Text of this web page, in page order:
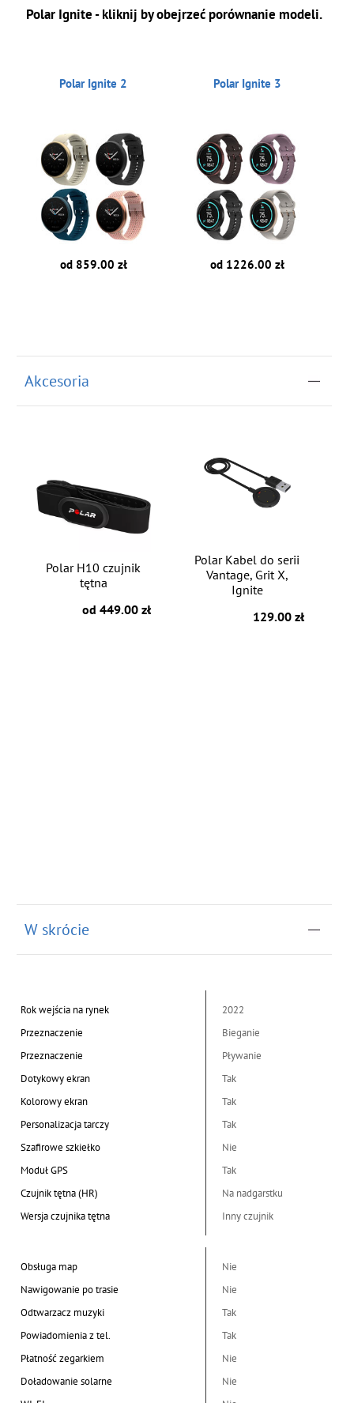
Polar Ignite - kliknij by obejrzeć porównanie modeli.
Polar Ignite 2
od 859.00 zł
Polar Ignite 3
od 1226.00 zł
Akcesoria
Polar H10 czujnik
tętna
od 449.00 zł
Polar Kabel do serii
Vantage, Grit X,
Ignite
129.00 zł
W skrócie
Rok wejścia na rynek
2022
Przeznaczenie
Bieganie
Przeznaczenie
Pływanie
Dotykowy ekran
Tak
Kolorowy ekran
Tak
Personalizacja tarczy
Tak
Szafirowe szkiełko
Nie
Moduł GPS
Tak
Czujnik tętna (HR)
Na nadgarstku
Wersja czujnika tętna
Inny czujnik
Obsługa map
Nie
Nawigowanie po trasie
Nie
Odtwarzacz muzyki
Tak
Powiadomienia z tel.
Tak
Płatność zegarkiem
Nie
Doładowanie solarne
Nie